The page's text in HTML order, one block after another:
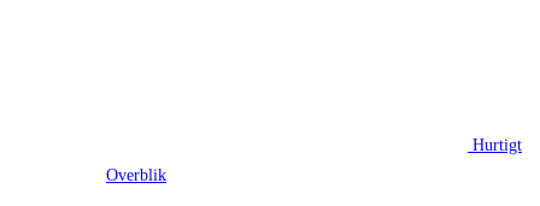
Hurtigt
Overblik